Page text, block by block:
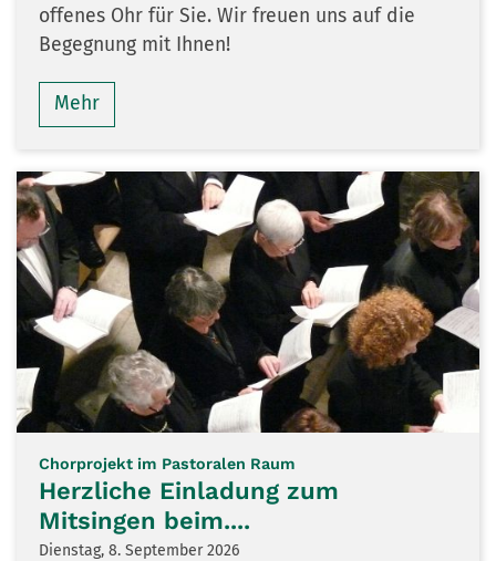
offenes Ohr für Sie. Wir freuen uns auf die
Begegnung mit Ihnen!
Mehr
Chorprojekt im Pastoralen Raum
Herzliche Einladung zum
Mitsingen beim....
Dienstag, 8. September 2026